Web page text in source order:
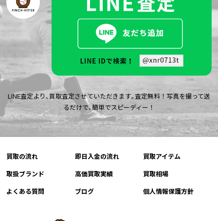
LINE査定より､買取査定させていただきます｡査定無料！写真を撮って送
るだけで､簡単でスピーディー！
買取の流れ 即日入金の流れ
買取アイテム
取扱ブランド
高価買取実績
買取相場
よくある質問
ブログ 個人情報保護方針